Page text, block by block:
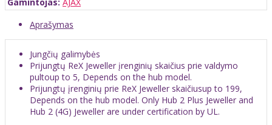
Aprašymas
Jungčių galimybės
Prijungtų ReX Jeweller įrenginių skaičius prie valdymo
pultoup to 5, Depends on the hub model.
Prijungtų įrenginių prie ReX Jeweller skaičiusup to 199,
Depends on the hub model. Only Hub 2 Plus Jeweller and
Hub 2 (4G) Jeweller are under certification by UL.